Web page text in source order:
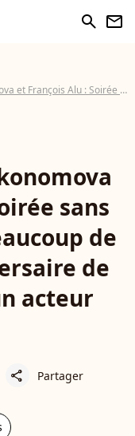
search newsletter
avec beaucoup de stars pour l’anniversaire de la compagne d’un acteur connu
sans
de
de
acteur
share Partager